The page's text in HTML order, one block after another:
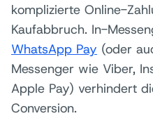
komplizierte Online-
Kaufabbruch. In-
WhatsApp Pay (oder
Messenger wie Viber,
Apple Pay) verhindert
Conversion.